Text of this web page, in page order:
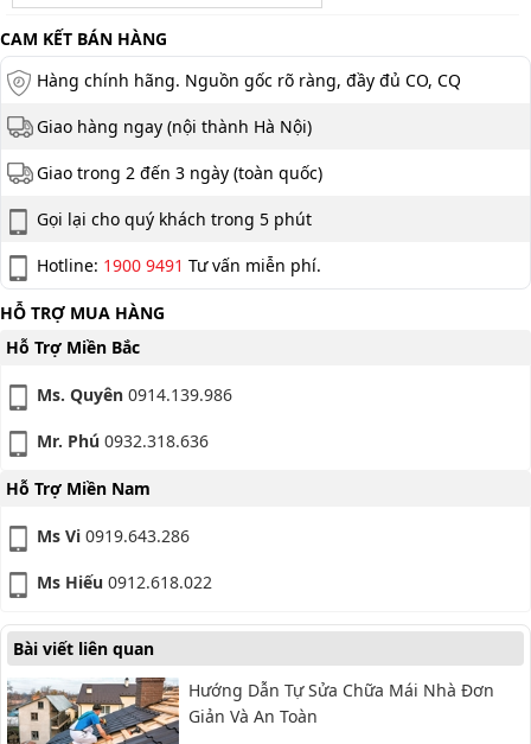
CAM KẾT BÁN HÀNG
Hàng chính hãng. Nguồn gốc rõ ràng, đầy đủ CO, CQ
Giao hàng ngay (nội thành Hà Nội)
Giao trong 2 đến 3 ngày (toàn quốc)
Gọi lại cho quý khách trong 5 phút
Hotline: 1900 9491 Tư vấn miễn phí.
HỖ TRỢ MUA HÀNG
Hỗ Trợ Miền Bắc
Ms. Quyên 0914.139.986
Mr. Phú 0932.318.636
Hỗ Trợ Miền Nam
Ms Vi 0919.643.286
Ms Hiếu 0912.618.022
Bài viết liên quan
Hướng Dẫn Tự Sửa Chữa Mái Nhà Đơn
Giản Và An Toàn